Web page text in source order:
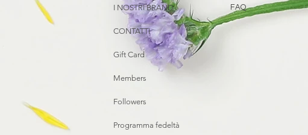
I NOSTRI BRAND
CONTATTI
Gift Card
Members
Followers
Programma fedeltà
FAQ